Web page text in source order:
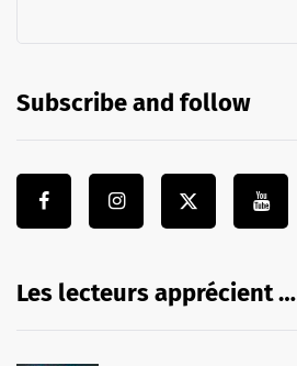
Subscribe and follow
Les lecteurs apprécient …